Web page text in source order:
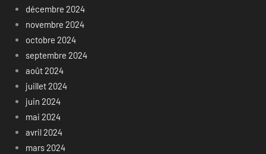
décembre 2024
novembre 2024
octobre 2024
septembre 2024
août 2024
juillet 2024
juin 2024
mai 2024
avril 2024
mars 2024